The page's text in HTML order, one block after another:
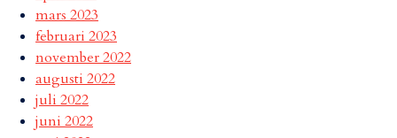
mars 2023
februari 2023
november 2022
augusti 2022
juli 2022
juni 2022